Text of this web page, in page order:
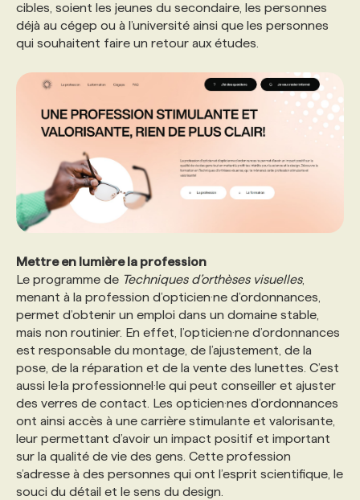
cibles, soient les jeunes du secondaire, les personnes
déjà au cégep ou à l’université ainsi que les personnes
qui souhaitent faire un retour aux études.
Mettre en lumière la profession
Le programme de Techniques d’orthèses visuelles,
menant à la profession d’opticien·ne d’ordonnances,
permet d’obtenir un emploi dans un domaine stable,
mais non routinier. En effet, l’opticien·ne d’ordonnances
est responsable du montage, de l’ajustement, de la
pose, de la réparation et de la vente des lunettes. C’est
aussi le·la professionnel·le qui peut conseiller et ajuster
des verres de contact. Les opticien·nes d’ordonnances
ont ainsi accès à une carrière stimulante et valorisante,
leur permettant d’avoir un impact positif et important
sur la qualité de vie des gens. Cette profession
s’adresse à des personnes qui ont l’esprit scientifique, le
souci du détail et le sens du design.